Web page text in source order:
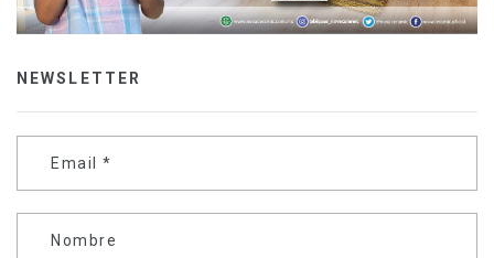
NEWSLETTER
Email *
Nombre